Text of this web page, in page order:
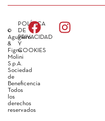
©
Agugiaro
&
Figna
Molini
S.p.A.
Sociedad
de
Beneficencia
Todos
los
derechos
reservados
POLÍTICA
DE
PRIVACIDAD
Y
COOKIES